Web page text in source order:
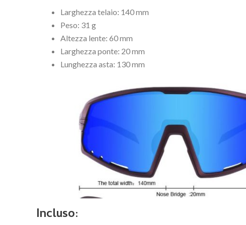
Larghezza telaio: 140 mm
Peso: 31 g
Altezza lente: 60 mm
Larghezza ponte: 20 mm
Lunghezza asta: 130 mm
Incluso: